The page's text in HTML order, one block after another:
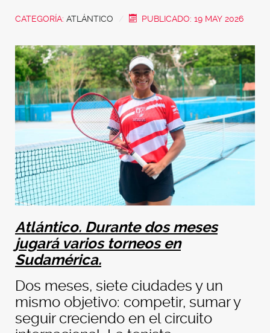
CATEGORÍA: ATLÁNTICO PUBLICADO: 19 MAY 2026
Atlántico. Durante dos meses
jugará varios torneos en
Sudamérica.
Dos meses, siete ciudades y un
mismo objetivo: competir, sumar y
seguir creciendo en el circuito